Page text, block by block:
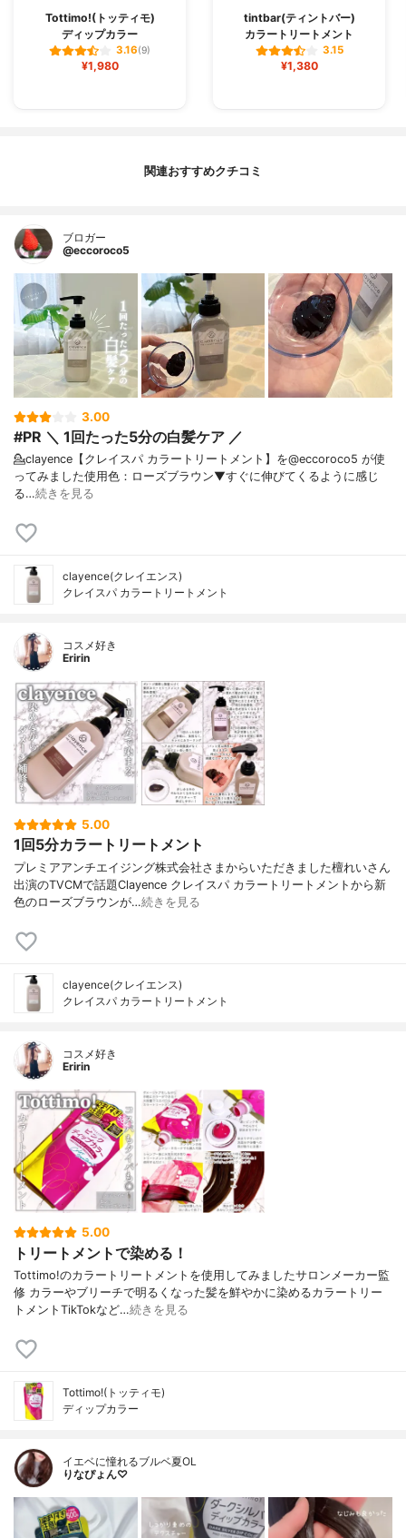
Tottimo!(トッティモ)
ディップカラー
3.16(9)
¥1,980
tintbar(ティントバー)
カラートリートメント
3.15
¥1,380
関連おすすめクチコミ
ブロガー
@eccoroco5
3.00
#PR ＼ 1回たった5分の白髪ケア ／
💁clayence【クレイスパ カラートリートメント】を@eccoroco5 が使
ってみました⁡⁡使用色：ローズブラウン⁡⁡⁡▼⁡⁡すぐに伸びてくるように感じ
る…続きを見る
clayence(クレイエンス)
クレイスパ カラートリートメント
コスメ好き
Eririn
5.00
1回5分カラートリートメント
プレミアアンチエイジング株式会社さまからいただきました檀れいさん
出演のTVCMで話題Clayence クレイスパ カラートリートメントから新
色のローズブラウンが…続きを見る
clayence(クレイエンス)
クレイスパ カラートリートメント
コスメ好き
Eririn
5.00
トリートメントで染める！
Tottimo!のカラートリートメントを使用してみましたサロンメーカー監
修 カラーやブリーチで明るくなった髪を鮮やかに染めるカラートリー
トメントTikTokなど…続きを見る
Tottimo!(トッティモ)
ディップカラー
イエベに憧れるブルベ夏OL
りなぴょん♡